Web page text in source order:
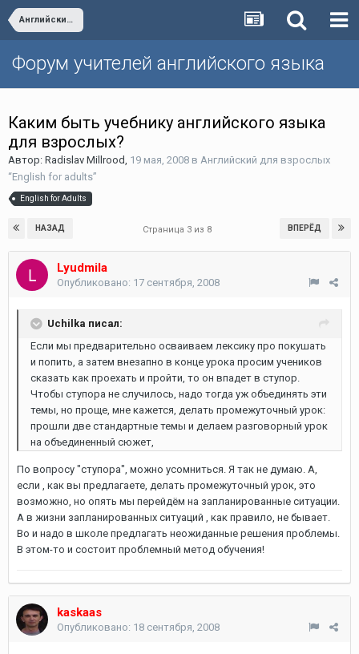
Английский для взрослых “English for adults”
Форум учителей английского языка
Каким быть учебнику английского языка
для взрослых?
Автор: Radislav Millrood, 19 мая, 2008 в Английский для взрослых
“English for adults”
English for Adults
НАЗАД ВПЕРЁД
Страница 3 из 8
Lyudmila
Опубликовано: 17 сентября, 2008
Uchilka писал:
Если мы предварительно осваиваем лексику про покушать
и попить, а затем внезапно в конце урока просим учеников
сказать как проехать и пройти, то он впадет в ступор.
Чтобы ступора не случилось, надо тогда уж объединять эти
темы, но проще, мне кажется, делать промежуточный урок:
прошли две стандартные темы и делаем разговорный урок
на объединенный сюжет,
По вопросу "ступора", можно усомниться. Я так не думаю. А,
если , как вы предлагаете, делать промежуточный урок, это
возможно, но опять мы перейдём на запланированные ситуации.
А в жизни запланированных ситуаций , как правило, не бывает.
Во и надо в школе предлагать неожиданные решения проблемы.
В этом-то и состоит проблемный метод обучения!
kaskaas
Опубликовано: 18 сентября, 2008